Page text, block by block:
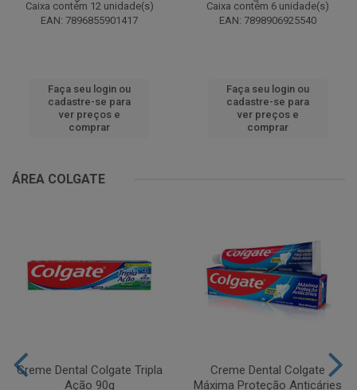
Caixa contém 12 unidade(s)
EAN: 7896855901417
Faça seu login ou
cadastre-se para
ver preços e
comprar
Caixa contém 6 unidade(s)
EAN: 7898906925540
Faça seu login ou
cadastre-se para
ver preços e
comprar
ÁREA COLGATE
Creme Dental Colgate Tripla
Ação 90g
Creme Dental Colgate
Máxima Proteção Anticáries